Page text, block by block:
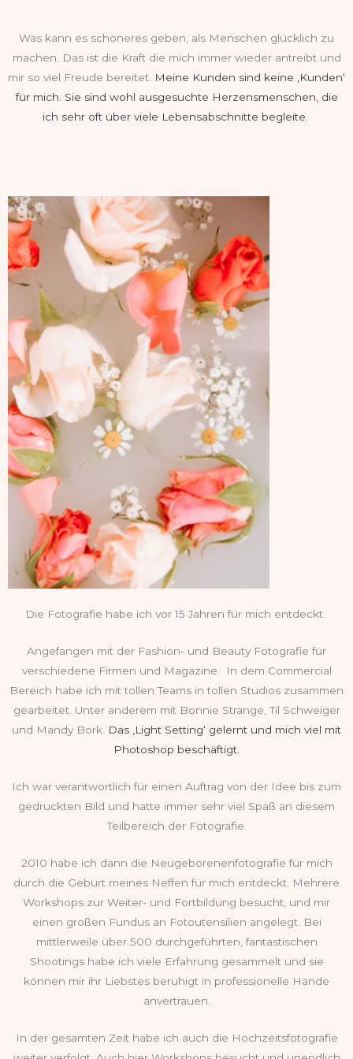
Was kann es schöneres geben, als Menschen glücklich zu
machen. Das ist die Kraft die mich immer wieder antreibt und
mir so viel Freude bereitet.
Meine Kunden sind keine ‚Kunden‘
für mich. Sie sind wohl ausgesuchte Herzensmenschen, die
ich sehr oft über viele Lebensabschnitte begleite.
Die Fotografie habe ich vor 15 Jahren für mich entdeckt.
Angefangen mit der Fashion- und Beauty Fotografie für
verschiedene Firmen und Magazine. In dem Commercial
Bereich habe ich mit tollen Teams in tollen Studios zusammen
gearbeitet. Unter anderem mit Bonnie Strange, Til Schweiger
und Mandy Bork. Das ‚Light Setting‘ gelernt und mich viel mit
Photoshop beschäftigt.
Ich war verantwortlich für einen Auftrag von der Idee bis zum
gedruckten Bild und hatte immer sehr viel Spaß an diesem
Teilbereich der Fotografie.
2010 habe ich dann die Neugeborenenfotografie für mich
durch die Geburt meines Neffen für mich entdeckt. Mehrere
Workshops zur Weiter- und Fortbildung besucht, und mir
einen großen Fundus an Fotoutensilien angelegt. Bei
mittlerweile über 500 durchgeführten, fantastischen
Shootings habe ich viele Erfahrung gesammelt und sie
können mir ihr Liebstes beruhigt in professionelle Hände
anvertrauen.
In der gesamten Zeit habe ich auch die Hochzeitsfotografie